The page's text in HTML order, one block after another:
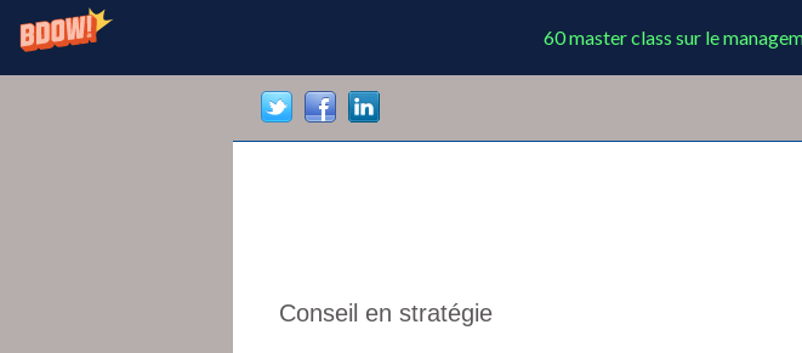
60 master class sur le
Conseil en stratégie